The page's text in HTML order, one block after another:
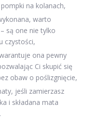
na kolanach,
warto
są one nie tylko
czystości,
ona pewny
Ci skupić się
obaw o poślizgnięcie,
jeśli zamierzasz
i składana mata